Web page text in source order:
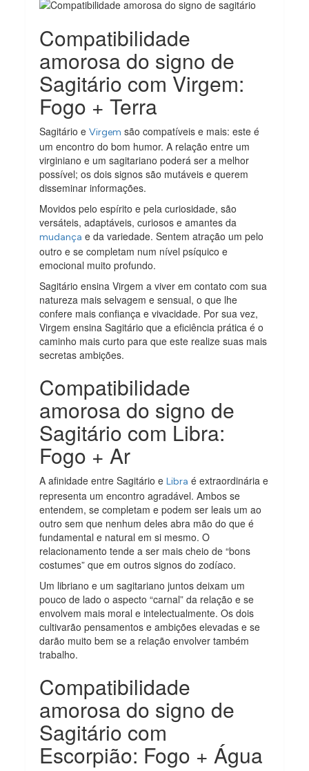
Compatibilidade
amorosa do signo de
Sagitário com Virgem:
Fogo + Terra
Sagitário eVirgem são compatíveis e mais: este é
um encontro do bom humor. A relação entre um
virginiano e um sagitariano poderá ser a melhor
possível; os dois signos são mutáveis e querem
disseminar informações.
Movidos pelo espírito e pela curiosidade, são
versáteis, adaptáveis, curiosos e amantes da
mudança e da variedade. Sentem atração um pelo
outro e se completam num nível psíquico e
emocional muito profundo.
Sagitário ensina Virgem a viver em contato com sua
natureza mais selvagem e sensual, o que lhe
confere mais confiança e vivacidade. Por sua vez,
Virgem ensina Sagitário que a eficiência prática é o
caminho mais curto para que este realize suas mais
secretas ambições.
Compatibilidade
amorosa do signo de
Sagitário com Libra:
Fogo + Ar
A afinidade entre Sagitário eLibra é extraordinária e
representa um encontro agradável. Ambos se
entendem, se completam e podem ser leais um ao
outro sem que nenhum deles abra mão do que é
fundamental e natural em si mesmo. O
relacionamento tende a ser mais cheio de “bons
costumes” que em outros signos do zodíaco.
Um libriano e um sagitariano juntos deixam um
pouco de lado o aspecto “carnal” da relação e se
envolvem mais moral e intelectualmente. Os dois
cultivarão pensamentos e ambições elevadas e se
darão muito bem se a relação envolver também
trabalho.
Compatibilidade
amorosa do signo de
Sagitário com
Escorpião: Fogo + Água